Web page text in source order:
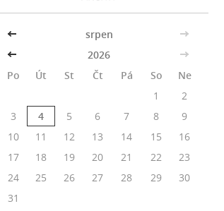
<< srpen
>>
<<
2026
>>
Po
Út St Čt Pá So
Ne
1
2
3
4 5 6 7 8
9
10
11 12 13 14 15
16
17
18 19 20 21 22
23
24
25 26 27 28 29
30
31